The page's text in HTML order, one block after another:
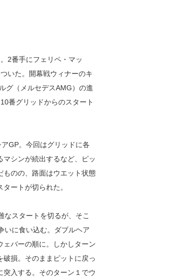
2番手にフェリペ・マッ
いた。開幕戦ウィナーのキ
グ（メルセデスAMG）の進
番グリッドからのスタート
GP。今回はグリッドに各
シンが続出するなど、ピッ
ものの、路面はウエット状態
ートが切られた。
スタートを切るが、そこ
いに食い込む。ダブルヘア
ェバーの順に。しかしターン
損。そのままピットに戻っ
入する。そのターン１でウ